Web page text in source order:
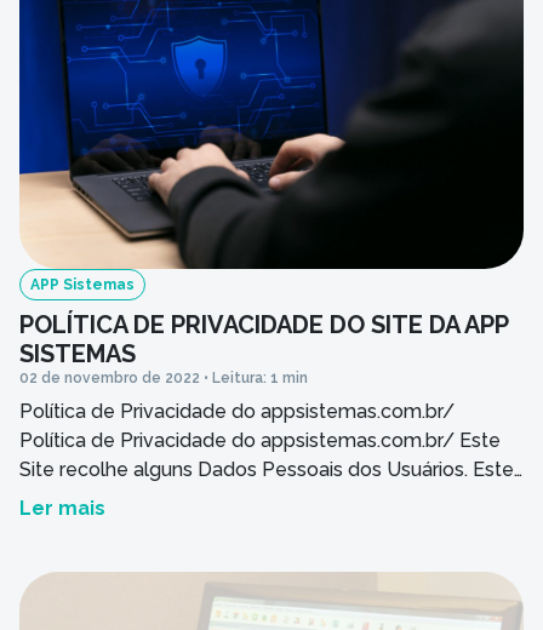
Ao informar meus dados, concordo em
comunicações da empresa.
APP Sistemas
POLÍTICA DE PRIVACIDADE DO SITE DA APP
SISTEMAS
02 de novembro de 2022 • Leitura: 1 min
Política de Privacidade do appsistemas.com.br/
Política de Privacidade do appsistemas.com.br/ Este
Site recolhe alguns Dados Pessoais dos Usuários. Este
documento contém uma seção dedicada a Usuários
através do comando imprimir nas configurações de seu
navegador. Controlador e Controlador de Dados APP
Ler mais